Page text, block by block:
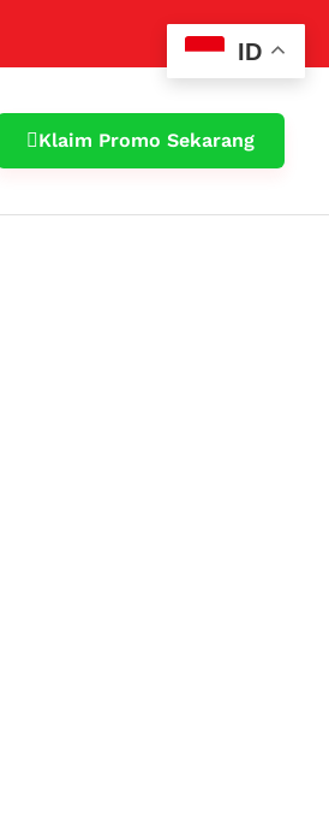
Klaim Promo Sekarang
ID